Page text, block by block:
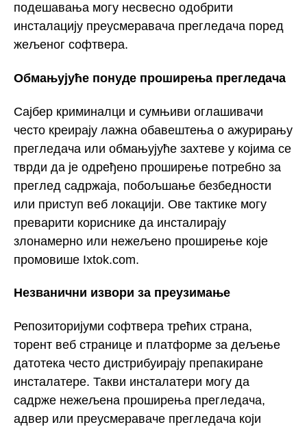
подешавања могу несвесно одобрити
инсталацију преусмеравача прегледача поред
жељеног софтвера.
Обмањујуће понуде проширења прегледача
Сајбер криминалци и сумњиви оглашивачи
често креирају лажна обавештења о ажурирању
прегледача или обмањујуће захтеве у којима се
тврди да је одређено проширење потребно за
преглед садржаја, побољшање безбедности
или приступ веб локацији. Ове тактике могу
преварити кориснике да инсталирају
злонамерно или нежељено проширење које
промовише Ixtok.com.
Незванични извори за преузимање
Репозиторијуми софтвера трећих страна,
торент веб странице и платформе за дељење
датотека често дистрибуирају препакиране
инсталатере. Такви инсталатери могу да
садрже нежељена проширења прегледача,
адвер или преусмераваче прегледача који